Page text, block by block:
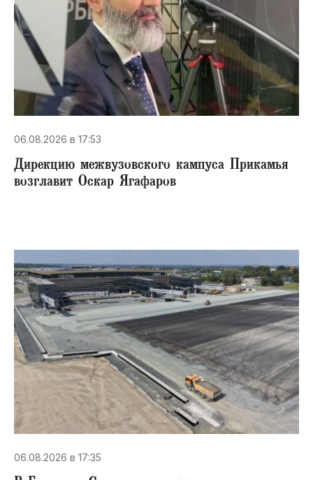
06.08.2026 в 17:53
Дирекцию межвузовского кампуса Прикамья
возглавит Оскар Ягафаров
06.08.2026 в 17:35